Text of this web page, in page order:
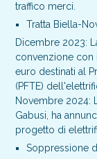
traffico merci.
Tratta Biella-
Dicembre 2023:
convenzione con
euro destinati al
(PFTE)
Novembre 2024:
Gabusi, ha
progetto di
Soppressione